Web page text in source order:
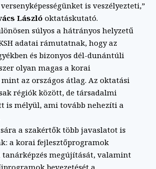
is veszélyezteti,”
László oktatáskutató.
súlyos a hátrányos helyzetű
adatai rámutatnak, hogy az
és bizonyos dél-dunántúli
olyan magas a korai
az országos átlag. Az oktatási
régiók között, de társadalmi
is mélyül, ami tovább nehezíti a
a szakértők több javaslatot is
a korai fejlesztőprogramok
tanárképzés megújítását, valamint
bevezetését a